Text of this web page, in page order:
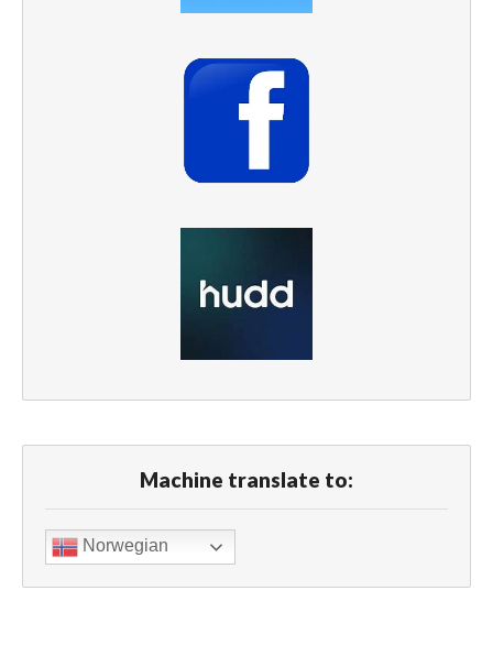
Machine translate to:
Norwegian